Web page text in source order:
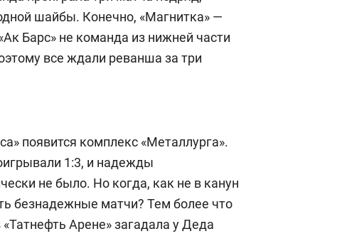
шайбы. Конечно, «Магнитка» —
Барс» не команда из нижней части
все ждали реванша за три
появится комплекс «Металлурга».
1:3, и надежды
не было. Но когда, как не в канун
безнадежные матчи? Тем более что
Арене» загадала у Деда